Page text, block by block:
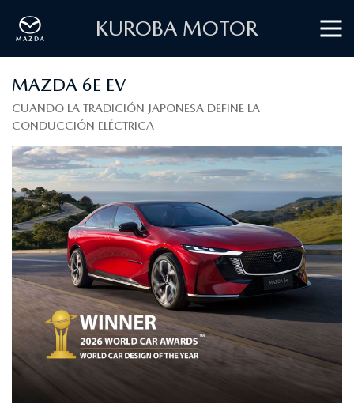
KUROBA MOTOR
MAZDA 6E EV
CUANDO LA TRADICIÓN JAPONESA DEFINE LA
CONDUCCIÓN ELÉCTRICA